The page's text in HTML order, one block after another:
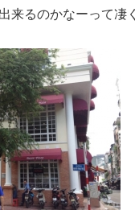
来るのかなーって凄